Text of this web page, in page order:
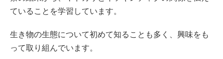
ていることを学習しています。
生き物の生態について初めて知ることも多く、興味をも
って取り組んでいます。